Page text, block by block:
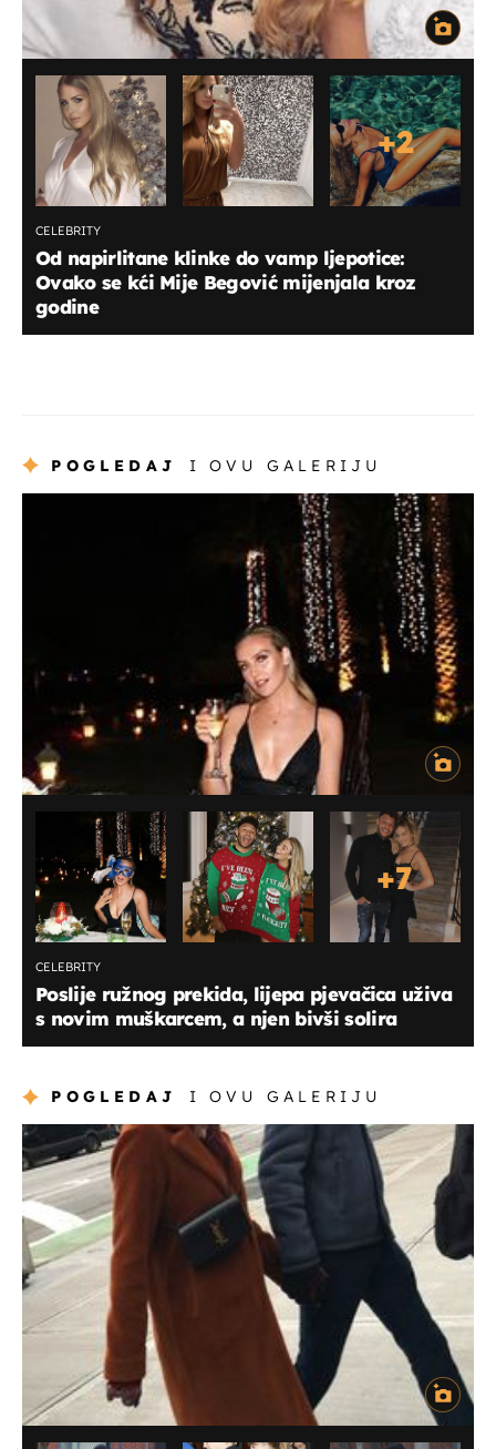
+2
CELEBRITY
Od napirlitane klinke do vamp ljepotice:
Ovako se kći Mije Begović mijenjala kroz
godine
POGLEDAJ I OVU GALERIJU
+7
CELEBRITY
Poslije ružnog prekida, lijepa pjevačica uživa
s novim muškarcem, a njen bivši solira
POGLEDAJ I OVU GALERIJU